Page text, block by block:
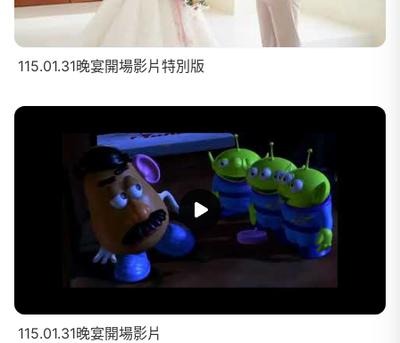
115.01.31晚宴開場影片特別版
115.01.31晚宴開場影片